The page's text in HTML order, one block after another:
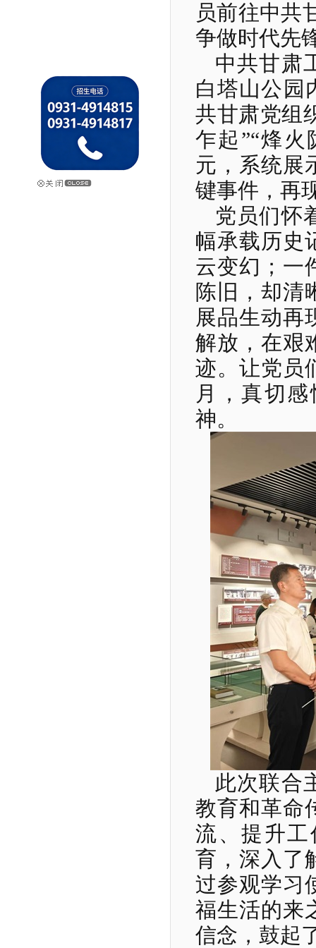
员前往中共
争做时代先
中共甘肃
白塔山公园
共甘肃党组
乍起”“烽火
元，系统展
键事件，再
党员们怀
幅承载历史
云变幻；一
陈旧，却清
展品生动再
解放，在艰
迹。让党员
月，真切
神。
此次联合
教育和革命
流、提升
育，深入了
过参观学习
福生活的来
信念，鼓起